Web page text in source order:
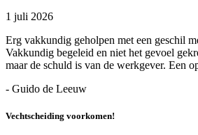
1 juli 2026
Erg vakkundig geholpen met een geschil
Vakkundig begeleid en niet het gevoel
maar de schuld is van de werkgever. Een
- Guido de Leeuw
Vechtscheiding voorkomen!